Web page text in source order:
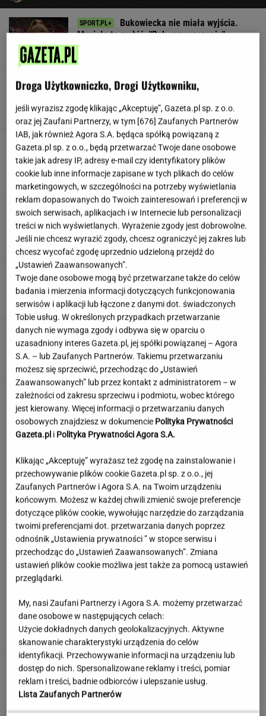
Bukowiecka nie miała wyjścia.
Musiała to zrobić. "Rok wypuszczenia"
Legia zatrzymana. Prowadziła 1:0 i
dała się zaskoczyć
"Pamiętam, że miał ładny
głos. Po tym, skąd dochodził, wiedziałam, że
jest wysoki"
SUBSKRYPCJA
Rolnik zaorał nowy asfalt za 400 tys. zł.
Wcześniej rozwalał krawężniki
"Źle rozumiany". Dietetycy rozprawiają się ze
złą sławą białego chleba
Polska aktorka ma na koncie złote medale i
rekordy. "Wciąż mam niedosyt"
Hyży dosadnie odpowiedziała hejterom.
"Skończyła mi się cierpliwość"
Rozszyfruj skróty z czasów PRL. Tylko znawca
zdobędzie 12/12!
Droga Użytkowniczko, Drogi Użytkowniku,
jeśli wyrazisz zgodę klikając „Akceptuję”, Gazeta.pl sp. z o.o.
oraz jej Zaufani Partnerzy, w tym [676] Zaufanych Partnerów
IAB, jak również Agora S.A. będąca spółką powiązaną z
Gazeta.pl sp. z o.o., będą przetwarzać Twoje dane osobowe
takie jak adresy IP, adresy e-mail czy identyfikatory plików
cookie lub inne informacje zapisane w tych plikach do celów
marketingowych, w szczególności na potrzeby wyświetlania
reklam dopasowanych do Twoich zainteresowań i preferencji w
swoich serwisach, aplikacjach i w Internecie lub personalizacji
treści w nich wyświetlanych. Wyrażenie zgody jest dobrowolne.
Jeśli nie chcesz wyrazić zgody, chcesz ograniczyć jej zakres lub
chcesz wycofać zgodę uprzednio udzieloną przejdź do
„Ustawień Zaawansowanych”.
Twoje dane osobowe mogą być przetwarzane także do celów
badania i mierzenia informacji dotyczących funkcjonowania
serwisów i aplikacji lub łączone z danymi dot. świadczonych
Tobie usług. W określonych przypadkach przetwarzanie
danych nie wymaga zgody i odbywa się w oparciu o
uzasadniony interes Gazeta.pl, jej spółki powiązanej – Agora
S.A. – lub Zaufanych Partnerów. Takiemu przetwarzaniu
możesz się sprzeciwić, przechodząc do „Ustawień
Zaawansowanych” lub przez kontakt z administratorem – w
zależności od zakresu sprzeciwu i podmiotu, wobec którego
jest kierowany. Więcej informacji o przetwarzaniu danych
osobowych znajdziesz w dokumencie Polityka Prywatności
Gazeta.pl i Polityka Prywatności Agora S.A.
Klikając „Akceptuję” wyrażasz też zgodę na zainstalowanie i
przechowywanie plików cookie Gazeta.pl sp. z o.o., jej
Zaufanych Partnerów i Agora S.A. na Twoim urządzeniu
końcowym. Możesz w każdej chwili zmienić swoje preferencje
dotyczące plików cookie, wywołując narzędzie do zarządzania
twoimi preferencjami dot. przetwarzania danych poprzez
odnośnik „Ustawienia prywatności ” w stopce serwisu i
przechodząc do „Ustawień Zaawansowanych”. Zmiana
ustawień plików cookie możliwa jest także za pomocą ustawień
przeglądarki.
My, nasi Zaufani Partnerzy i Agora S.A. możemy przetwarzać
dane osobowe w następujących celach:
Użycie dokładnych danych geolokalizacyjnych. Aktywne
skanowanie charakterystyki urządzenia do celów
identyfikacji. Przechowywanie informacji na urządzeniu lub
dostęp do nich. Spersonalizowane reklamy i treści, pomiar
reklam i treści, badnie odbiorców i ulepszanie usług.
Lista Zaufanych Partnerów